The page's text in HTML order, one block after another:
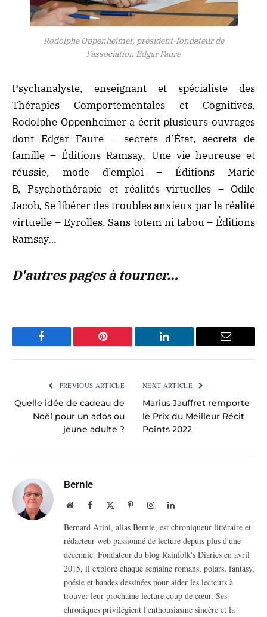
Rodolphe Oppenheimer, président-fondateur de
l’association Edgar Faure
Psychanalyste, enseignant et spécialiste des
Thérapies Comportementales et Cognitives,
Rodolphe Oppenheimer a écrit plusieurs ouvrages
dont Edgar Faure – secrets d’État, secrets de
famille – Éditions Ramsay, Une vie heureuse et
réussie, mode d’emploi – Éditions Marie
B, Psychothérapie et réalités virtuelles – Odile
Jacob, Se libérer des troubles anxieux par la réalité
virtuelle – Eyrolles, Sans totem ni tabou – Éditions
Ramsay…
D'autres pages à tourner…
Facebook Pinterest LinkedIn Email
PREVIOUS ARTICLE
Quelle idée de cadeau de
Noël pour un ados ou
jeune adulte ?
NEXT ARTICLE
Marius Jauffret remporte
le Prix du Meilleur Récit
Points 2022
Bernie
WebsiteFacebook PinterestInstagramLinkedIn
Bernard Arini, alias Bernie, est chroniqueur littéraire et
rédacteur web passionné de lecture depuis plus d'une
décennie. Fondateur du blog Rainfolk's Diaries en avril
2015, il explore chaque semaine romans, polars, fantasy,
poésie et bandes dessinées pour aider les lecteurs à
trouver leur prochaine lecture coup de cœur. Ses
chroniques privilégient l'enthousiasme sincère et la